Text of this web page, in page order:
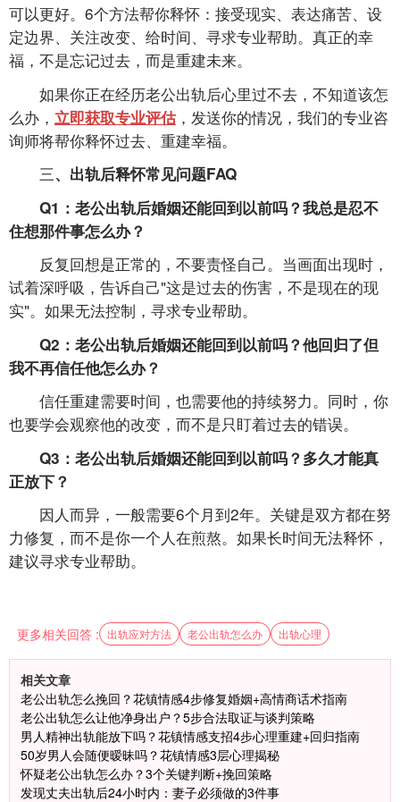
可以更好。6个方法帮你释怀：接受现实、表达痛苦、设
定边界、关注改变、给时间、寻求专业帮助。真正的幸
福，不是忘记过去，而是重建未来。
如果你正在经历老公出轨后心里过不去，不知道该怎
么办， 立即获取专业评估，发送你的情况，我们的专业咨
询师将帮你释怀过去、重建幸福。
三、出轨后释怀常见问题FAQ
Q1：老公出轨后婚姻还能回到以前吗？我总是忍不
住想那件事怎么办？
反复回想是正常的，不要责怪自己。当画面出现时，
试着深呼吸，告诉自己"这是过去的伤害，不是现在的现
实"。如果无法控制，寻求专业帮助。
Q2：老公出轨后婚姻还能回到以前吗？他回归了但
我不再信任他怎么办？
信任重建需要时间，也需要他的持续努力。同时，你
也要学会观察他的改变，而不是只盯着过去的错误。
Q3：老公出轨后婚姻还能回到以前吗？多久才能真
正放下？
因人而异，一般需要6个月到2年。关键是双方都在努
力修复，而不是你一个人在煎熬。如果长时间无法释怀，
建议寻求专业帮助。
更多相关回答 : 出轨应对方法 老公出轨怎么办 出轨心理
相关文章
老公出轨怎么挽回？花镇情感4步修复婚姻+高情商话术指南
老公出轨怎么让他净身出户？5步合法取证与谈判策略
男人精神出轨能放下吗？花镇情感支招4步心理重建+回归指南
50岁男人会随便暧昧吗？花镇情感3层心理揭秘
怀疑老公出轨怎么办？3个关键判断+挽回策略
发现丈夫出轨后24小时内：妻子必须做的3件事